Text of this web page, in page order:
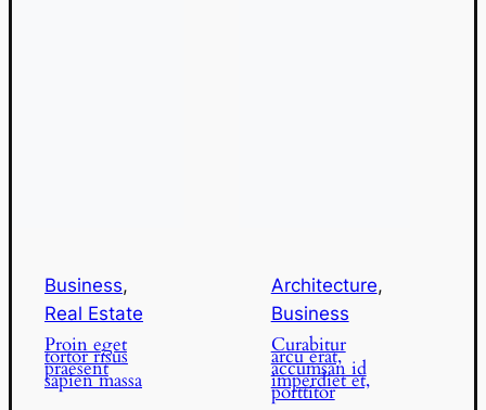
Business,
Real Estate
Proin eget
tortor risus
praesent
sapien massa
Architecture,
Business
Curabitur
arcu erat,
accumsan id
imperdiet et,
porttitor